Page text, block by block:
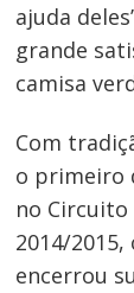
ajuda
grande
camisa
Com
o primeiro
no
2014/
encerrou